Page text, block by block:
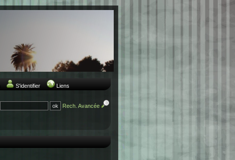
S'identifier Liens
Rech. Avancée